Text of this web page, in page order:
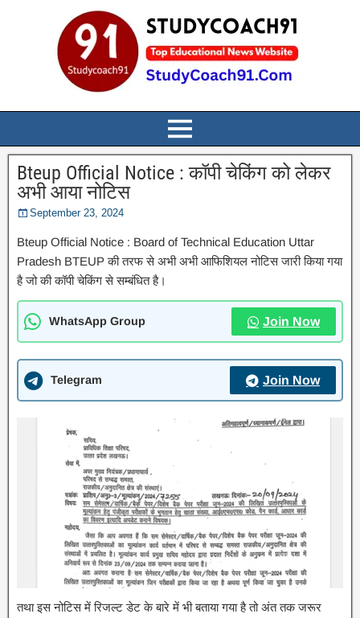
Bteup Official Notice : कॉपी चेकिंग को लेकर
अभी आया नोटिस
September 23, 2024
Bteup Official Notice : Board of Technical Education Uttar
Pradesh BTEUP की तरफ से अभी अभी आफिशियल नोटिस जारी किया गया
है जो की कॉपी चेकिंग से सम्बंधित है।
WhatsApp Group Join Now
Telegram Join Now
तथा इस नोटिस में रिजल्ट डेट के बारे में भी बताया गया है तो अंत तक जरूर